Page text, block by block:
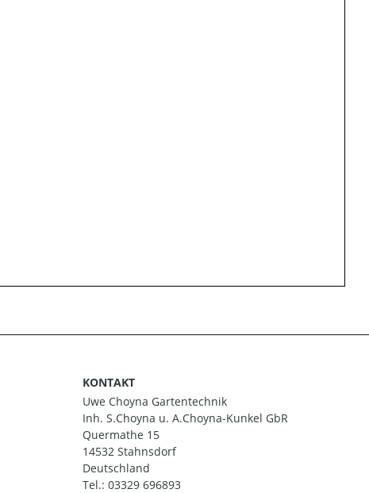
KONTAKT
Uwe Choyna Gartentechnik
Inh. S.Choyna u. A.Choyna-Kunkel GbR
Quermathe 15
14532 Stahnsdorf
Deutschland
Tel.: 03329 696893